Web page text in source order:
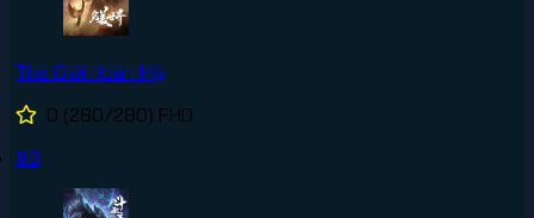
Thế Giới Hoàn Mỹ
0 (280/280) FHD
#8